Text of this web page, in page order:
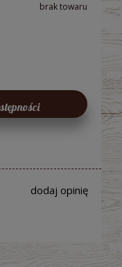
brak towaru
dodaj opinię